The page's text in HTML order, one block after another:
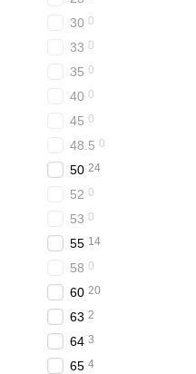
30 0
33 0
35 0
40 0
45 0
48.5 0
50 24
52 0
53 0
55 14
58 0
60 20
63 2
64 3
65 4